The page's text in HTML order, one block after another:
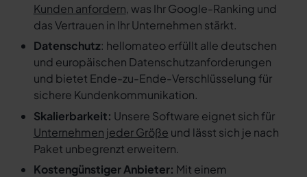
Kunden anfordern, was Ihr Google-Ranking und
das Vertrauen in Ihr Unternehmen stärkt.
Datenschutz: hellomateo erfüllt alle deutschen
und europäischen Datenschutzanforderungen
und bietet Ende-zu-Ende-Verschlüsselung für
sichere Kundenkommunikation.
Skalierbarkeit: Unsere Software eignet sich für
Unternehmen jeder Größe und lässt sich je nach
Paket unbegrenzt erweitern.
Kostengünstiger Anbieter: Mit einem